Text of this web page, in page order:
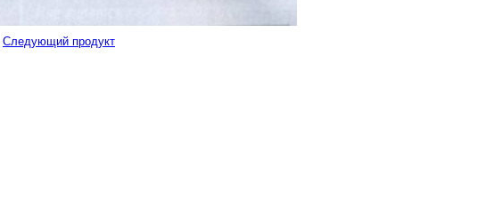
Следующий продукт